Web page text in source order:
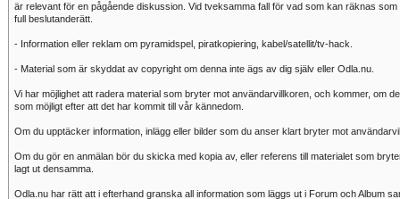
är relevant för en pågående diskussion. Vid tveksamma fall för vad som kan räknas
full beslutanderätt.
- Information eller reklam om pyramidspel, piratkopiering, kabel/satellit/tv-hack.
- Material som är skyddat av copyright om denna inte ägs av dig själv eller Odla.nu.
Vi har möjlighet att radera material som bryter mot användarvillkoren, och kommer, om
som möjligt efter att det har kommit till vår kännedom.
Om du upptäcker information, inlägg eller bilder som du anser klart bryter mot
Om du gör en anmälan bör du skicka med kopia av, eller referens till materialet som
lagt ut densamma.
Odla.nu har rätt att i efterhand granska all information som läggs ut i Forum och Album